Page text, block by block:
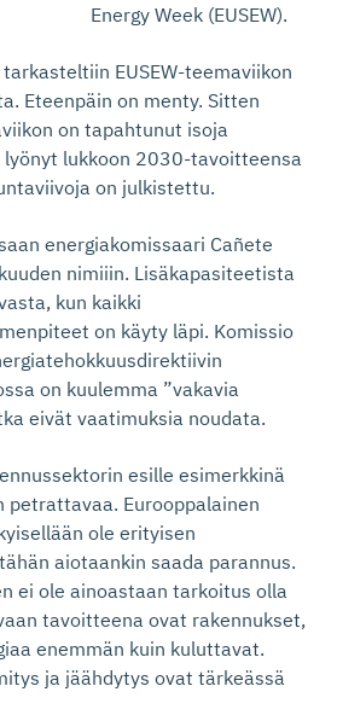
Energy Week (EUSEW).
EUSEW-teemaviikon
Eteenpäin on menty. Sitten
on tapahtunut isoja
lyönyt lukkoon 2030-tavoitteensa
on julkistettu.
energiakomissaari Cañete
nimiiin. Lisäkapasiteetista
kun kaikki
on käyty läpi. Komissio
on kuulemma ”vakavia
eivät vaatimuksia noudata.
esille esimerkkinä
petrattavaa. Eurooppalainen
ole erityisen
aiotaankin saada parannus.
ei ole ainoastaan tarkoitus olla
tavoitteena ovat rakennukset,
enemmän kuin kuluttavat.
ja jäähdytys ovat tärkeässä